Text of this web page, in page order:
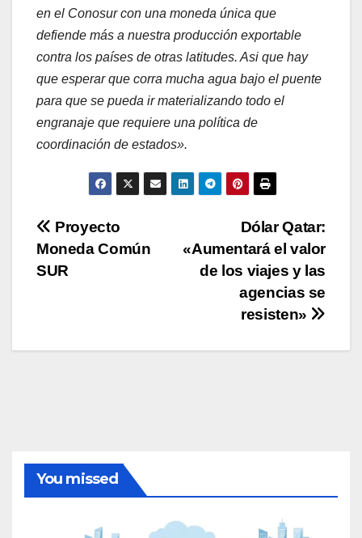
en el Conosur con una moneda única que
defiende más a nuestra producción exportable
contra los países de otras latitudes. Asi que hay
que esperar que corra mucha agua bajo el puente
para que se pueda ir materializando todo el
engranaje que requiere una política de
coordinación de estados».
Navegación
de
Dólar Qatar:
«Aumentará el valor
de los viajes y las
agencias se
resisten»
Proyecto
Moneda Común
SUR
You missed